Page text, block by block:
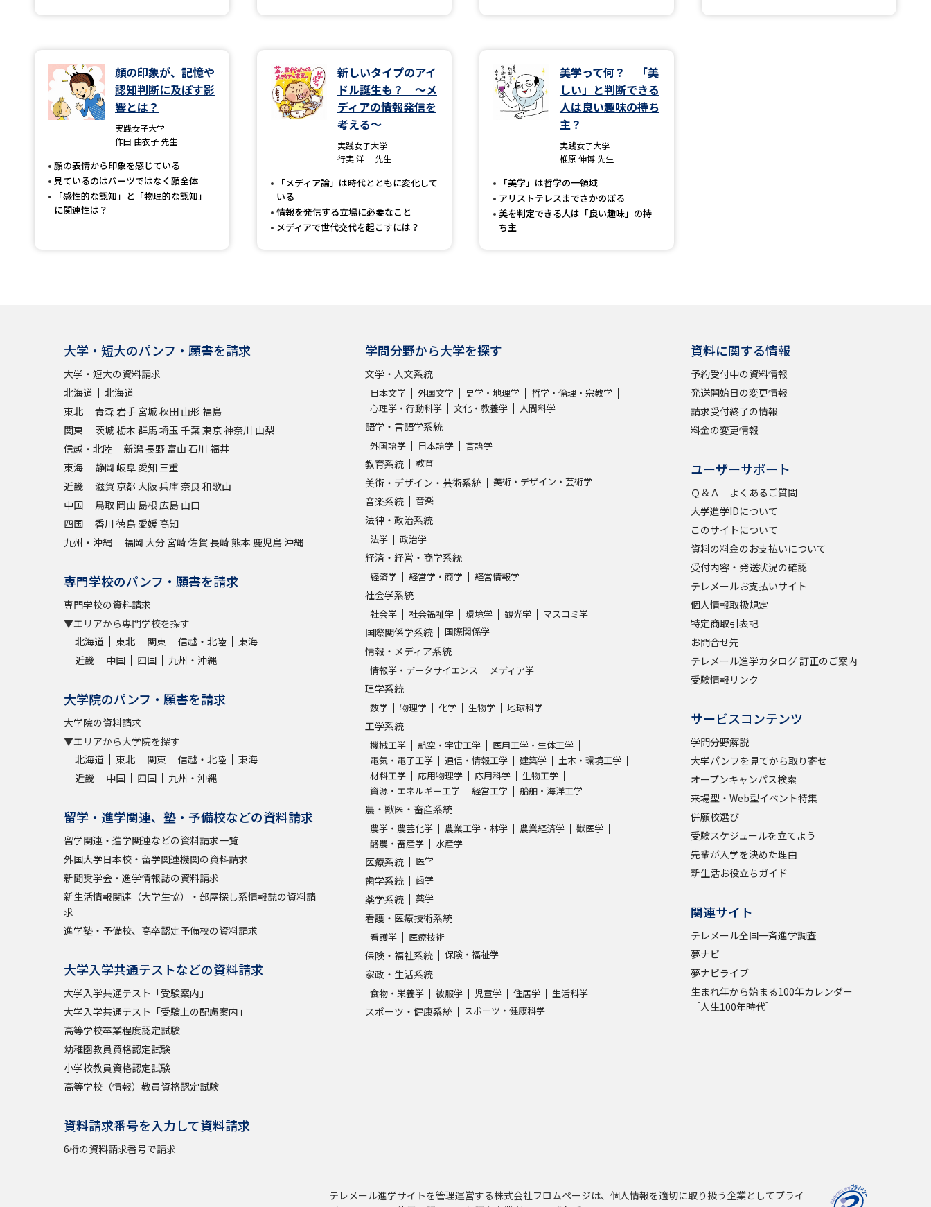
来場型・Web型イベント特集
夢ナビライブ
受験準備
志望校・出願校を調べる
受験スケジュールを立てよう
大学で学びたい学問発見
学問のミニ講義「夢ナビ講義」 学問分野解説 学問の教科書 夢ナビライブ
ユーザーサポート
Ｑ＆Ａ よくあるご質問
このサイトについて
資料の料金の
受付内容・発送状況の確認 テレメールお支払いサイト
個人情報取扱規定
テレメール進学カタログ訂正のご案内
受験情報リンク
顔の印象が、記憶や
認知判断に及ぼす影
響とは？
実践女子大学
作田 由衣子 先生
顔の表情から印象を感じている
見ているのはパーツではなく顔全体
「感性的な認知」と「物理的な認知」
に関連性は？
新しいタイプのアイ
ドル誕生も？ ～メ
ディアの情報発信を
考える～
実践女子大学
行実 洋一 先生
「メディア論」は時代とともに変化して
いる
情報を発信する立場に必要なこと
メディアで世代交代を起こすには？
美学って何？ 「美
しい」と判断できる
人は良い趣味の持ち
主？
実践女子大学
椎原 伸博 先生
「美学」は哲学の一領域
アリストテレスまでさかのぼる
美を判定できる人は「良い趣味」の持
ち主
大学・短大のパンフ・願書を請求
大学・短大の資料請求
北海道
北海道
東北
青森 岩手 宮城 秋田 山形 福島
関東
茨城 栃木 群馬埼玉 千葉東京神奈川 山梨
信越・北陸
新潟長野 富山 石川 福井
東海
静岡 岐阜 愛知 三重
近畿
滋賀 京都 大阪兵庫奈良 和歌山
中国
鳥取 岡山 島根 広島 山口
四国
香川 徳島 愛媛 高知
九州・沖縄
福岡 大分 宮崎 佐賀 長崎 熊本 鹿児島沖縄
専門学校のパンフ・願書を請求
専門学校の資料請求
▼エリアから専門学校を探す
北海道
東北 関東 信越・北陸
東海
近畿
中国 四国 九州・沖縄
大学院のパンフ・願書を請求
大学院の資料請求
▼エリアから大学院を探す
北海道
東北 関東 信越・北陸
東海
近畿
中国 四国 九州・沖縄
留学・進学関連、塾・予備校などの資料請求
留学関連・進学関連などの資料請求一覧
外国大学日本校・留学関連機関の資料請求
新聞奨学会・進学情報誌の資料請求
新生活情報関連（大学生協）・部屋探し系情報誌の資料請
求
進学塾・予備校、高卒認定予備校の資料請求
大学入学共通テストなどの資料請求
大学入学共通テスト「受験案内」
大学入学共通テスト「受験上の配慮案内」
高等学校卒業程度認定試験
幼稚園教員資格認定試験
小学校教員資格認定試験
高等学校（情報）教員資格認定試験
資料請求番号を入力して資料請求
6桁の資料請求番号で請求
学問分野から大学を探す
文学・人文系統
日本文学 外国文学 史学・地理学
哲学・倫理・宗教学
心理学・行動科学
文化・教養学 人間科学
語学・言語学系統
外国語学 日本語学 言語学
教育系統 教育
美術・デザイン・芸術系統 美術・デザイン・芸術学
音楽系統 音楽
法律・政治系統
法学 政治学
経済・経営・商学系統
経済学 経営学・商学 経営情報学
社会学系統
社会学 社会福祉学 環境学 観光学 マスコミ学
国際関係学系統 国際関係学
情報・メディア系統
情報学・データサイエンス メディア学
理学系統
数学 物理学 化学 生物学 地球科学
工学系統
機械工学 航空・宇宙工学
医用工学・生体工学
電気・電子工学
通信・情報工学 建築学
土木・環境工学
材料工学
応用物理学 応用科学
生物工学
資源・エネルギー工学
経営工学 船舶・海洋工学
農・獣医・畜産系統
農学・農芸化学 農業工学・林学 農業経済学
獣医学
酪農・畜産学
水産学
医療系統 医学
歯学系統 歯学
薬学系統 薬学
看護・医療技術系統
看護学 医療技術
保険・福祉系統 保険・福祉学
家政・生活系統
食物・栄養学 被服学 児童学 住居学 生活科学
スポーツ・健康系統 スポーツ・健康科学
資料に関する情報
予約受付中の資料情報
発送開始日の変更情報
請求受付終了の情報
料金の変更情報
ユーザーサポート
Ｑ＆Ａ よくあるご質問
大学進学IDについて
このサイトについて
資料の料金のお支払いについて
受付内容・発送状況の確認
テレメールお支払いサイト
個人情報取扱規定
特定商取引表記
お問合せ先
テレメール進学カタログ 訂正のご案内
受験情報リンク
サービスコンテンツ
学問分野解説
大学パンフを見てから取り寄せ
オープンキャンパス検索
来場型・Web型イベント特集
併願校選び
受験スケジュールを立てよう
先輩が入学を決めた理由
新生活お役立ちガイド
関連サイト
テレメール全国一斉進学調査
夢ナビ
夢ナビライブ
生まれ年から始まる100年カレンダー
［人生100年時代］
テレメール進学サイトを管理運営する株式会社フロムページは、個人情報を適切に取り扱う企業としてプライ